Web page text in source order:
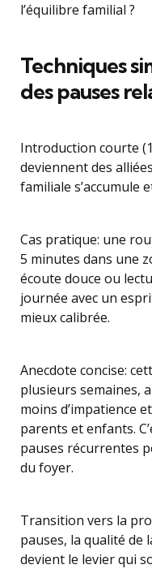
l’équilibre familial ?
Techniques
des pauses
Introduction courte
deviennent des
familiale s’accumule
Cas pratique: une
5 minutes dans une
écoute douce ou
journée avec un
mieux calibrée.
Anecdote concise:
plusieurs semaines,
moins d’impatience
parents et enfants.
pauses récurrentes
du foyer.
Transition vers la
pauses, la qualité de
devient le levier qui